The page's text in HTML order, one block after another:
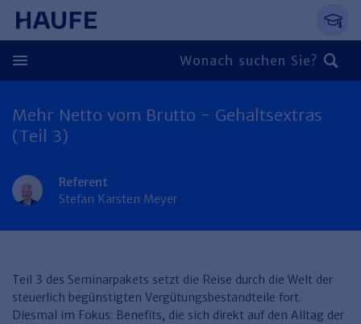
Springe direkt zum Hauptinhalt, zur
Zum Hauptinhalt springen
Zur Navigation springen
Zur Suche springen
Zurück
Personal
Arbeitsrecht
Entgeltabrechnung
Steuerrecht
Recht & Compliance
Immobilien
Zurück
Mehr Netto vom Brutto - Gehaltsextras
(Teil 3)
Referent
Stefan Karsten Meyer
Teil 3 des Seminarpakets setzt die Reise durch die Welt der
steuerlich begünstigten Vergütungsbestandteile fort.
Diesmal im Fokus: Benefits, die sich direkt auf den Alltag der